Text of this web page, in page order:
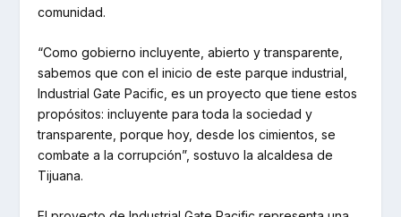
comunidad.
“Como gobierno incluyente, abierto y transparente,
sabemos que con el inicio de este parque industrial,
Industrial Gate Pacific, es un proyecto que tiene estos
propósitos: incluyente para toda la sociedad y
transparente, porque hoy, desde los cimientos, se
combate a la corrupción”, sostuvo la alcaldesa de
Tijuana.